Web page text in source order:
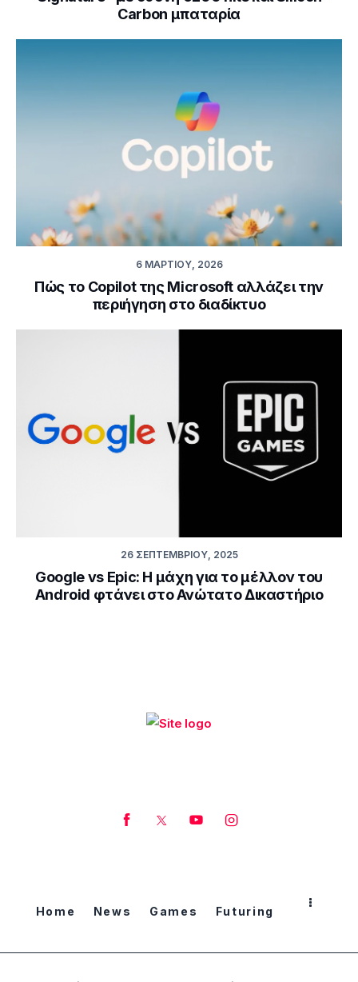
Carbon μπαταρία
6 ΜΑΡΤΊΟΥ, 2026
Πώς το Copilot της Microsoft αλλάζει την
περιήγηση στο διαδίκτυο
26 ΣΕΠΤΕΜΒΡΊΟΥ, 2025
Google vs Epic: Η μάχη για το μέλλον του
Android φτάνει στο Ανώτατο Δικαστήριο
Home News Games Futuring